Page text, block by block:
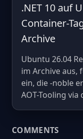
.NET 10 auf
Container-
Archive
Ubuntu 26.04
im Archive aus,
ein, die -noble
AOT-Tooling
COMMENTS